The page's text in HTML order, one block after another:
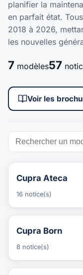
planifier la
en parfait état.
2018 à 2026,
les nouvelles
7 modèles57
Voir les
Cupra Ateca
16 notice(s)
Cupra Born
8 notice(s)